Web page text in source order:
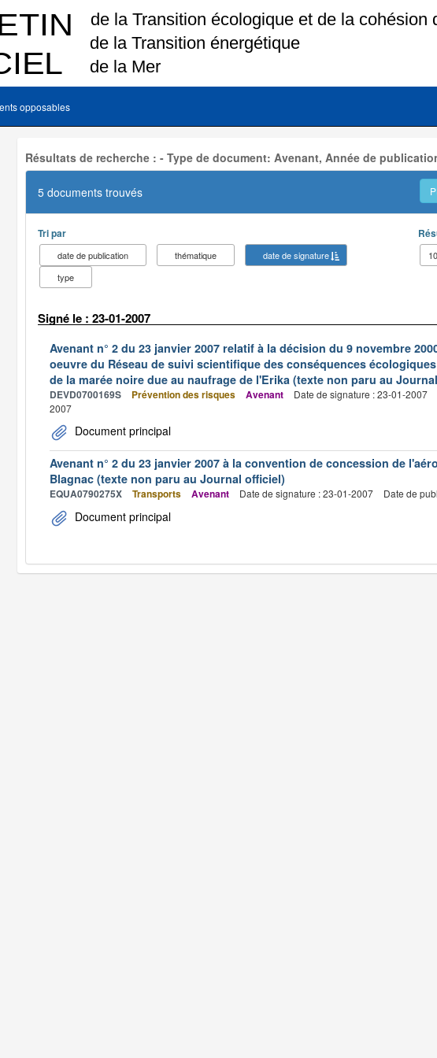
opposables
Résultats de recherche : - Type de document: Avenant, Année de
5 documents trouvés
Tri par
date de publication thématique
date de signature
type
10
Signé le : 23-01-2007
Avenant n° 2 du 23 janvier 2007 relatif à la décision du 9 novembre
oeuvre du Réseau de suivi scientifique des conséquences
de la marée noire due au naufrage de l'Erika (texte non paru au
DEVD0700169S Prévention des risques Avenant Date de signature : 23-01-2007
2007
Document principal
Avenant n° 2 du 23 janvier 2007 à la convention de concession de
Blagnac (texte non paru au Journal officiel)
EQUA0790275X Transports Avenant Date de signature : 23-01-2007 Date de
Document principal